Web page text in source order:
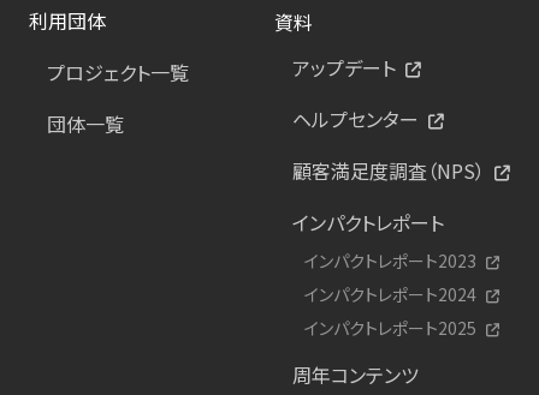
利用団体
プロジェクト一覧
団体一覧
資料
アップデート
ヘルプセンター
顧客満足度調査（NPS）
インパクトレポート
インパクトレポート2023
インパクトレポート2024
インパクトレポート2025
周年コンテンツ